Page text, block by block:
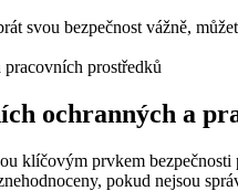
svou bezpečnost vážně,
ochranných a
klíčovým prvkem
pokud nejsou